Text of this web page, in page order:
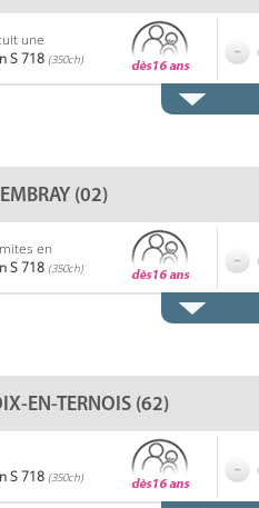
une
S 718 (350ch)
(02)
en
S 718 (350ch)
EN-TERNOIS (62)
S 718 (350ch)